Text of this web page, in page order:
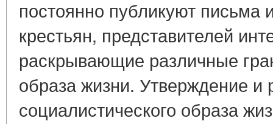
постоянно публикуют письма
крестьян, представителей
раскрывающие различные
образа жизни. Утверждение и
социалистического образа